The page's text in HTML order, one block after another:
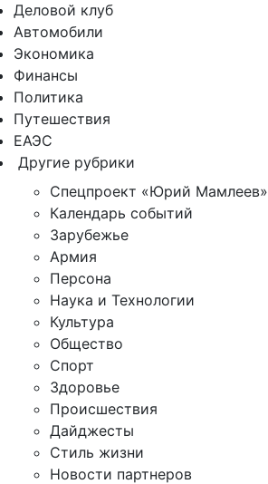
Деловой клуб
Автомобили
Экономика
Финансы
Политика
Путешествия
ЕАЭС
Другие рубрики
Спецпроект «Юрий Мамлеев»
Календарь событий
Зарубежье
Армия
Персона
Наука и Технологии
Культура
Общество
Спорт
Здоровье
Происшествия
Дайджесты
Стиль жизни
Новости партнеров